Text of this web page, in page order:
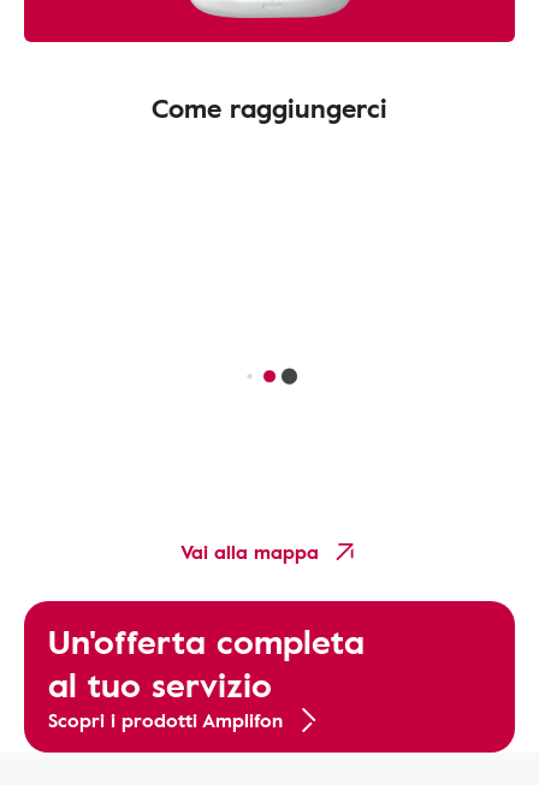
Come raggiungerci
Vai alla mappa
Un'offerta completa
al tuo servizio
Scopri i prodotti Amplifon